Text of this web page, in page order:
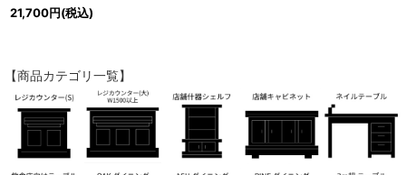
21,700円(税込)
【商品カテゴリ一覧】